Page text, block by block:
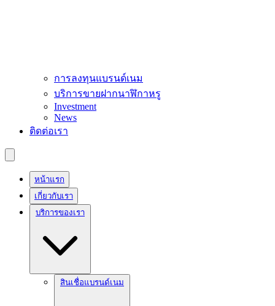
การลงทุนแบรนด์เนม
บริการขายฝากนาฬิกาหรู
Investment
News
ติดต่อเรา
หน้าแรก
เกี่ยวกับเรา
บริการของเรา
สินเชื่อแบรนด์เนม